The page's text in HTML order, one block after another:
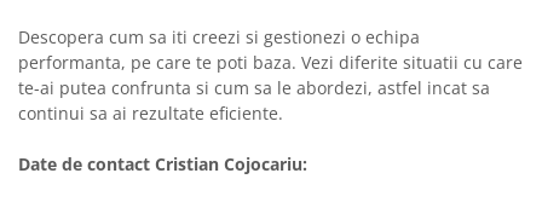
Descopera cum sa iti creezi si gestionezi o echipa
performanta, pe care te poti baza. Vezi diferite situatii cu care
te-ai putea confrunta si cum sa le abordezi, astfel incat sa
continui sa ai rezultate eficiente.
Date de contact Cristian Cojocariu: